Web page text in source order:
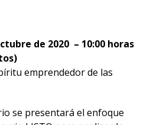
de 2020 – 10:00 horas
emprendedor de las
se presentará el enfoque